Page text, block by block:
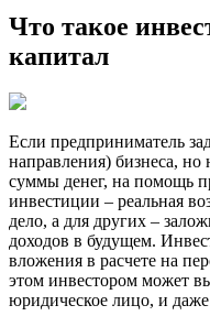
Что такое
капитал
Если предприниматель
направления) бизнеса, но
суммы денег, на помощь
инвестиции – реальная
дело, а для других –
доходов в будущем.
вложения в расчете на
этом инвестором может
юридическое лицо, и даже